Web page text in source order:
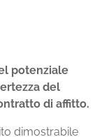
potenziale
del
di affitto.
dimostrabile